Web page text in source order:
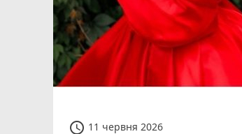
access_time 11 червня 2026